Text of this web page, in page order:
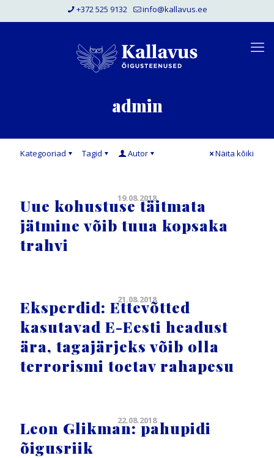
+372 525 9132 info@kallavus.ee
admin
Kategooriad Tagid Autor Näita kõiki
19.08.2018
Uue kohustuse täitmata
jätmine võib tuua kopsaka
trahvi
21.08.2018
Eksperdid: Ettevõtted
kasutavad E-Eesti headust
ära, tagajärjeks võib olla
terrorismi toetav rahapesu
22.08.2018
Leon Glikman: pahupidi
õigusriik